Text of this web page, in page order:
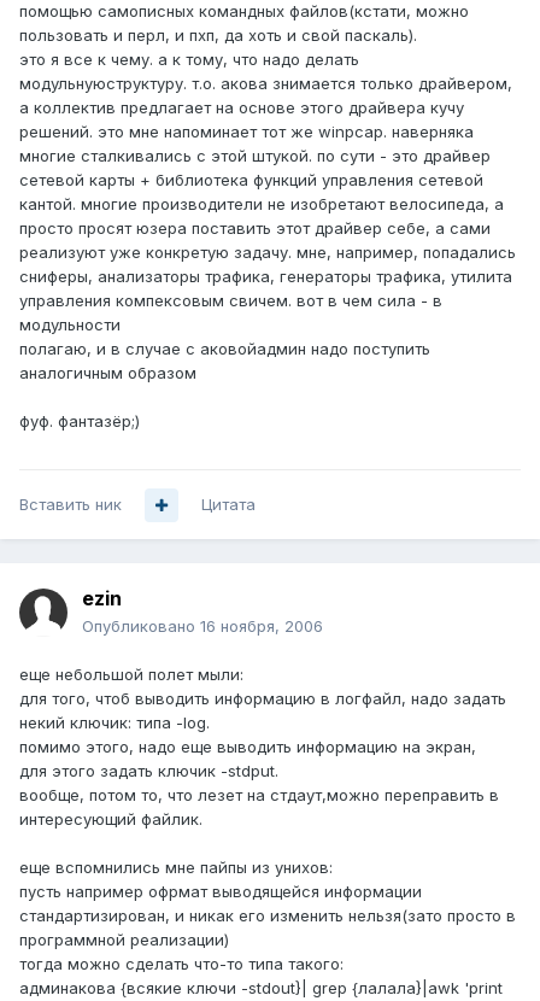
помощью самописных командных файлов(кстати, можно
пользовать и перл, и пхп, да хоть и свой паскаль).
это я все к чему. а к тому, что надо делать
модульнуюструктуру. т.о. акова знимается только драйвером,
а коллектив предлагает на основе этого драйвера кучу
решений. это мне напоминает тот же winpcap. наверняка
многие сталкивались с этой штукой. по сути - это драйвер
сетевой карты + библиотека функций управления сетевой
кантой. многие производители не изобретают велосипеда, а
просто просят юзера поставить этот драйвер себе, а сами
реализуют уже конкретую задачу. мне, например, попадались
сниферы, анализаторы трафика, генераторы трафика, утилита
управления компексовым свичем. вот в чем сила - в
модульности
полагаю, и в случае с аковойадмин надо поступить
аналогичным образом
фуф. фантазёр;)
Вставить ник Цитата
ezin
Опубликовано 16 ноября, 2006
еще небольшой полет мыли:
для того, чтоб выводить информацию в логфайл, надо задать
некий ключик: типа -log.
помимо этого, надо еще выводить информацию на экран,
для этого задать ключик -stdput.
вообще, потом то, что лезет на стдаут,можно переправить в
интересующий файлик.
еще вспомнились мне пайпы из унихов:
пусть например офрмат выводящейся информации
стандартизирован, и никак его изменить нельзя(зато просто в
программной реализации)
тогда можно сделать что-то типа такого:
админакова {всякие ключи -stdout}| grep {лалала}|awk 'print